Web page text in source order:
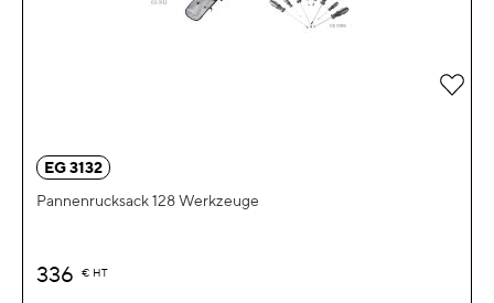
EG 3132
Pannenrucksack 128 Werkzeuge
336 € HT
Zur